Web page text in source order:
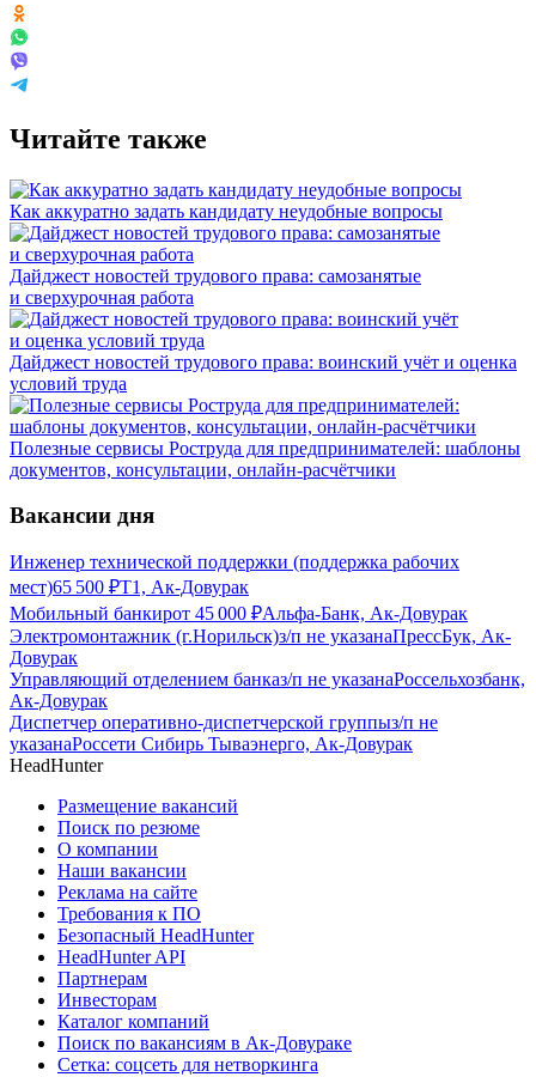
Читайте также
Как аккуратно задать кандидату неудобные вопросы
Дайджест новостей трудового права: самозанятые
и сверхурочная работа
Дайджест новостей трудового права: воинский учёт и оценка
условий труда
Полезные сервисы Роструда для предпринимателей: шаблоны
документов, консультации, онлайн-расчётчики
Вакансии дня
Инженер технической поддержки (поддержка рабочих
мест)65 500 ₽Т1, Ак-Довурак
Мобильный банкирот 45 000 ₽Альфа-Банк, Ак-Довурак
Электромонтажник (г.Норильск)з/п не указанаПрессБук, Ак-
Довурак
Управляющий отделением банказ/п не указанаРоссельхозбанк,
Ак-Довурак
Диспетчер оперативно-диспетчерской группыз/п не
указанаРоссети Сибирь Тываэнерго, Ак-Довурак
HeadHunter
Размещение вакансий
Поиск по резюме
О компании
Наши вакансии
Реклама на сайте
Требования к ПО
Безопасный HeadHunter
HeadHunter API
Партнерам
Инвесторам
Каталог компаний
Поиск по вакансиям в Ак-Довураке
Сетка: соцсеть для нетворкинга